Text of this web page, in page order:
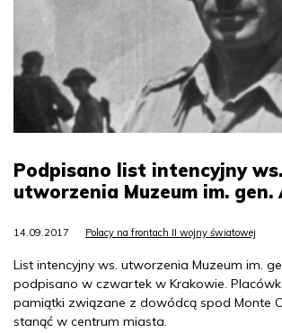
Podpisano list intencyjny ws.
utworzenia Muzeum im. gen.
14.09.2017 Polacy na frontach II wojny światowej
List intencyjny ws. utworzenia Muzeum im.
podpisano w czwartek w Krakowie.
pamiątki związane z dowódcą spod Monte
stanąć w centrum miasta.